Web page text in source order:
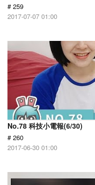
# 259
2017-07-07 01:00
No.78 科技小電報(6/30)
# 260
2017-06-30 01:00